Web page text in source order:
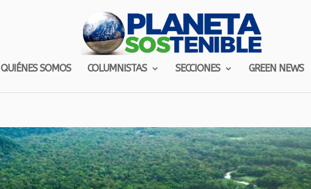
QUIÉNES SOMOS COLUMNISTAS SECCIONES GREEN NEWS